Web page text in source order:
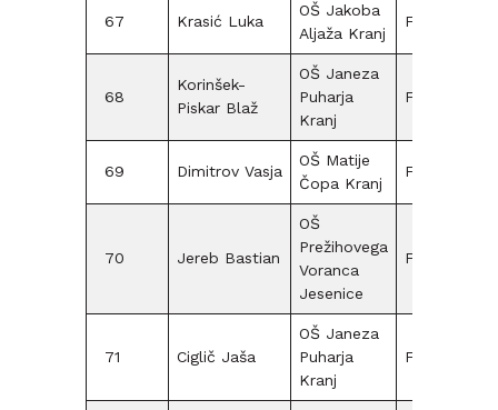
67 Krasić Luka
OŠ Jakoba
Aljaža Kranj
F15
68
Korinšek-
Piskar Blaž
OŠ Janeza
Puharja
Kranj
F12
69 Dimitrov Vasja
OŠ Matije
Čopa Kranj
F12
70 Jereb Bastian
OŠ
Prežihovega
Voranca
Jesenice
F15
71 Ciglič Jaša
OŠ Janeza
Puharja
Kranj
F15